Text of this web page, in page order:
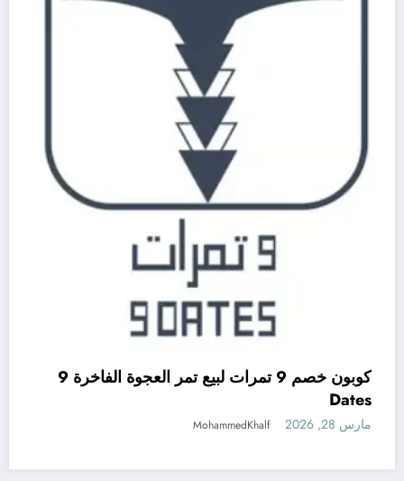
كوبون خصم 9 تمرات لبيع تمر العجوة الفاخرة 9
Dates
مارس 28, 2026 MohammedKhalf